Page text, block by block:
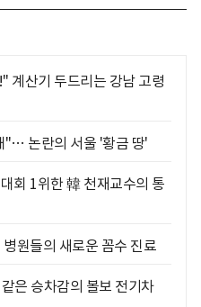
계산기 두드리는 강남 고령
"… 논란의 서울 '황금 땅'
회 1위한 韓 천재교수의 통
원들의 새로운 꼼수 진료
은 승차감의 볼보 전기차